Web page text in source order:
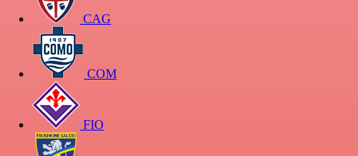
CAG
COM
FIO